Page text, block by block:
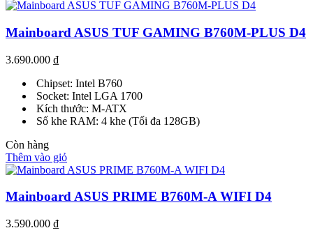
Mainboard ASUS TUF GAMING B760M-PLUS D4
3.690.000 ₫
Chipset: Intel B760
Socket: Intel LGA 1700
Kích thước: M-ATX
Số khe RAM: 4 khe (Tối đa 128GB)
Còn hàng
Thêm vào giỏ
Mainboard ASUS PRIME B760M-A WIFI D4
3.590.000 ₫